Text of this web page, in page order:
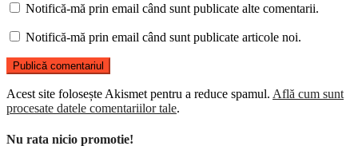
Notifică-mă prin email când sunt publicate alte comentarii.
Notifică-mă prin email când sunt publicate articole noi.
Acest site folosește Akismet pentru a reduce spamul. Află cum sunt
procesate datele comentariilor tale.
Nu rata nicio promotie!